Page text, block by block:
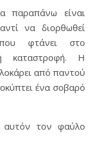
παραπάνω είναι
να διορθωθεί
που φτάνει στο
καταστροφή. Η
από παντού
ένα σοβαρό
τον φαύλο